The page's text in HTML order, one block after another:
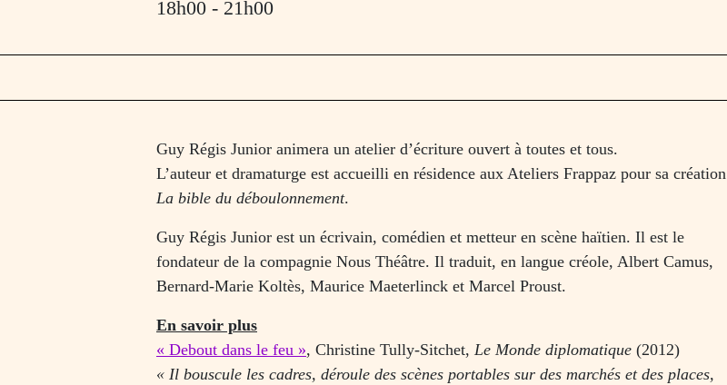
18h00 - 21h00
Guy Régis Junior animera un atelier d’écriture ouvert à toutes et tous.
L’auteur et dramaturge est accueilli en résidence aux Ateliers Frappaz pour sa création
La bible du déboulonnement.
Guy Régis Junior est un écrivain, comédien et metteur en scène haïtien. Il est le
fondateur de la compagnie Nous Théâtre. Il traduit, en langue créole, Albert Camus,
Bernard-Marie Koltès, Maurice Maeterlinck et Marcel Proust.
En savoir plus
« Debout dans le feu », Christine Tully-Sitchet, Le Monde diplomatique (2012)
« Il bouscule les cadres, déroule des scènes portables sur des marchés et des places,